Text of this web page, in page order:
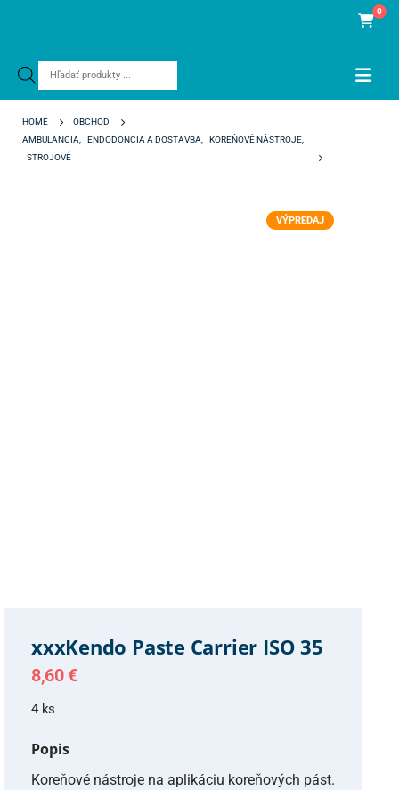
Products
0
HOME
OBCHOD
AMBULANCIA
ENDODONCIA A DOSTAVBA KOREŇOVÉ NÁSTROJE
STROJOVÉ
VÝPREDAJ
xxxKendo Paste Carrier ISO 35
8,60 €
4 ks
Popis
Koreňové nástroje na aplikáciu koreňových pást.